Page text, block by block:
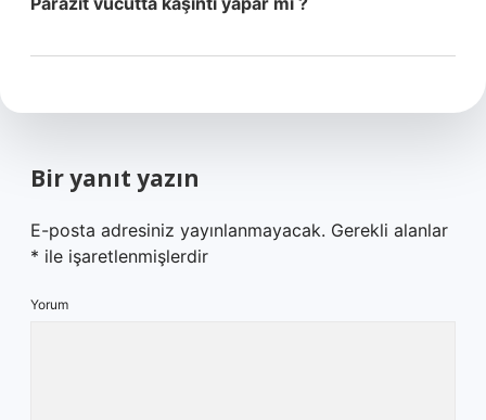
Bir yanıt yazın
E-posta adresiniz yayınlanmayacak. Gerekli alanlar
* ile işaretlenmişlerdir
Yorum